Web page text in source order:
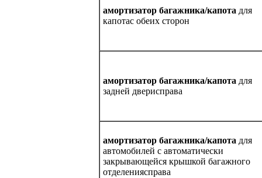
амортизатор багажника/капота для
капотас обеих сторон
амортизатор багажника/капота для
задней дверисправа
амортизатор багажника/капота для
автомобилей с автоматически
закрывающейся крышкой багажного
отделениясправа